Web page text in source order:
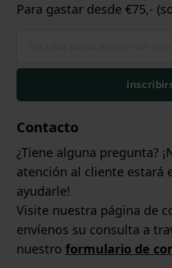
Para gastar desde €75,-
Contacto
¿Tiene alguna pregunta?
atención al cliente estará
ayudarle!
Visite nuestra página de
envíenos su consulta a
nuestro formulario de